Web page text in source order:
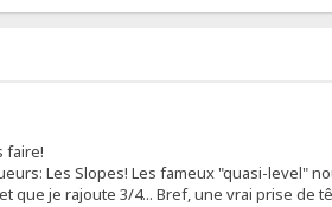
faire!
Les Slopes! Les fameux "quasi-level"
que je rajoute 3/4... Bref, une vrai prise de